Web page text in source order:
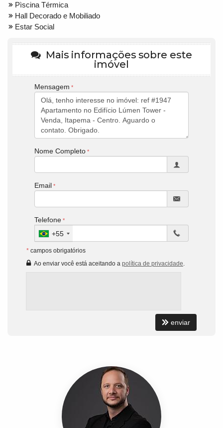
Pìscina Térmica
Hall Decorado e Mobiliado
Estar Social
Mais informações sobre este
imóvel
Mensagem
Nome Completo
Email
Telefone
+55
* campos obrigatórios
Ao enviar você está aceitando a política de privacidade.
enviar